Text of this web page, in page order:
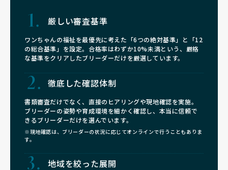
厳しい審査基準
ワンちゃんの福祉を最優先に考えた「6つの絶対基準」と「12
の総合基準」を設定。合格率はわずか10%未満という、厳格
な基準をクリアしたブリーダーだけを厳選しています。
徹底した確認体制
書類審査だけでなく、直接のヒアリングや現地確認を実施。
ブリーダーの姿勢や育成環境を細かく確認し、本当に信頼で
きるブリーダーだけを選んでいます。
※現地確認は、ブリーダーの状況に応じてオンラインで行うこともありま
す。
地域を絞った展開